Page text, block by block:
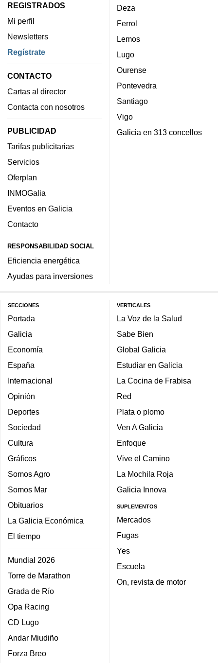
REGISTRADOS
Mi perfil
Newsletters
Regístrate
CONTACTO
Cartas al director
Contacta con nosotros
PUBLICIDAD
Tarifas publicitarias
Servicios
Oferplan
INMOGalia
Eventos en Galicia
Contacto
RESPONSABILIDAD SOCIAL
Eficiencia energética
Ayudas para inversiones
Deza
Ferrol
Lemos
Lugo
Ourense
Pontevedra
Santiago
Vigo
Galicia en 313 concellos
SECCIONES
Portada
Galicia
Economía
España
Internacional
Opinión
Deportes
Sociedad
Cultura
Gráficos
Somos Agro
Somos Mar
Obituarios
La Galicia Económica
El tiempo
Mundial 2026
Torre de Marathon
Grada de Río
Opa Racing
CD Lugo
Andar Miudiño
Forza Breo
VERTICALES
La Voz de la Salud
Sabe Bien
Global Galicia
Estudiar en Galicia
La Cocina de Frabisa
Red
Plata o plomo
Ven A Galicia
Enfoque
Vive el Camino
La Mochila Roja
Galicia Innova
SUPLEMENTOS
Mercados
Fugas
Yes
Escuela
On, revista de motor